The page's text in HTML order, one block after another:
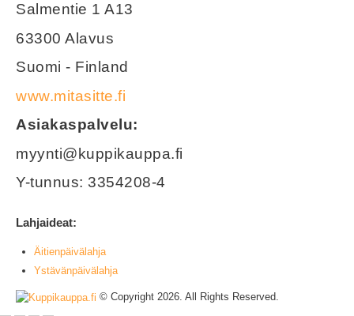
Salmentie 1 A13
63300 Alavus
Suomi - Finland
www.mitasitte.fi
Asiakaspalvelu:
myynti@kuppikauppa.fi
Y-tunnus: 3354208-4
Lahjaideat:
Äitienpäivälahja
Ystävänpäivälahja
© Copyright 2026. All Rights Reserved.